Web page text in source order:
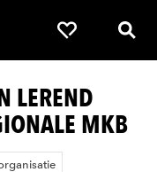
Favorieten
LEREND
MKB